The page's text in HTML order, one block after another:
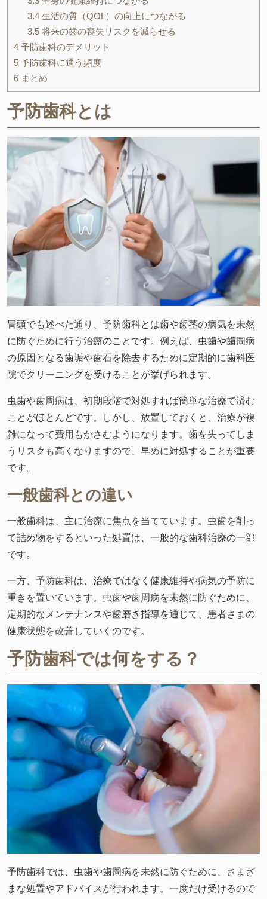
3.4生活の質（QOL）の向上につながる
3.5将来の歯の喪失リスクを減らせる
4 予防歯科のデメリット
5 予防歯科に通う頻度
6 まとめ
予防歯科とは
冒頭でも述べた通り、予防歯科とは歯や歯茎の病気を未然
に防ぐために行う治療のことです。例えば、虫歯や歯周病
の原因となる歯垢や歯石を除去するために定期的に歯科医
院でクリーニングを受けることが挙げられます。
虫歯や歯周病は、初期段階で対処すれば簡単な治療で済む
ことがほとんどです。しかし、放置しておくと、治療が複
雑になって費用もかさむようになります。歯を失ってしま
うリスクも高くなりますので、早めに対処することが重要
です。
一般歯科との違い
一般歯科は、主に治療に焦点を当てています。虫歯を削っ
て詰め物をするといった処置は、一般的な歯科治療の一部
です。
一方、予防歯科は、治療ではなく健康維持や病気の予防に
重きを置いています。虫歯や歯周病を未然に防ぐために、
定期的なメンテナンスや歯磨き指導を通じて、患者さまの
健康状態を改善していくのです。
予防歯科では何をする？
予防歯科では、虫歯や歯周病を未然に防ぐために、さまざ
まな処置やアドバイスが行われます。一度だけ受けるので